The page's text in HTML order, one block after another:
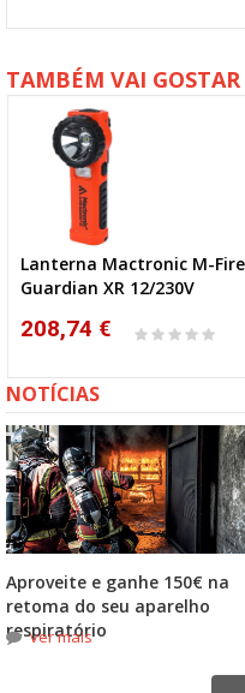
TAMBÉM VAI GOSTAR
Lanterna Mactronic M-Fire
Guardian XR 12/230V
208,74 €
NOTÍCIAS
Aproveite e ganhe 150€ na
retoma do seu aparelho
respiratório
ver mais